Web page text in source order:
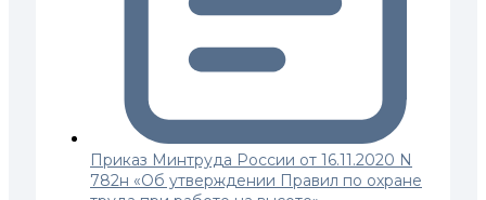
Приказ Минтруда России от 16.11.2020 N
782н «Об утверждении Правил по охране